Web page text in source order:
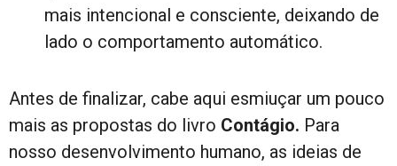
mais intencional e consciente, deixando de
lado o comportamento automático.
Antes de finalizar, cabe aqui esmiuçar um pouco
mais as propostas do livro Contágio. Para
nosso desenvolvimento humano, as ideias de